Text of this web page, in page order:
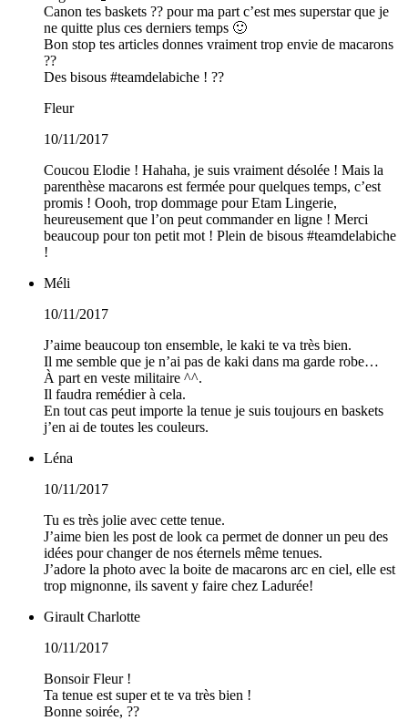
Canon tes baskets ?? pour ma part c’est mes superstar que je
ne quitte plus ces derniers temps 🙂
Bon stop tes articles donnes vraiment trop envie de macarons
??
Des bisous #teamdelabiche ! ??
Fleur
10/11/2017
Coucou Elodie ! Hahaha, je suis vraiment désolée ! Mais la
parenthèse macarons est fermée pour quelques temps, c’est
promis ! Oooh, trop dommage pour Etam Lingerie,
heureusement que l’on peut commander en ligne ! Merci
beaucoup pour ton petit mot ! Plein de bisous #teamdelabiche
!
Méli
10/11/2017
J’aime beaucoup ton ensemble, le kaki te va très bien.
Il me semble que je n’ai pas de kaki dans ma garde robe…
À part en veste militaire ^^.
Il faudra remédier à cela.
En tout cas peut importe la tenue je suis toujours en baskets
j’en ai de toutes les couleurs.
Léna
10/11/2017
Tu es très jolie avec cette tenue.
J’aime bien les post de look ca permet de donner un peu des
idées pour changer de nos éternels même tenues.
J’adore la photo avec la boite de macarons arc en ciel, elle est
trop mignonne, ils savent y faire chez Ladurée!
Girault Charlotte
10/11/2017
Bonsoir Fleur !
Ta tenue est super et te va très bien !
Bonne soirée, ??